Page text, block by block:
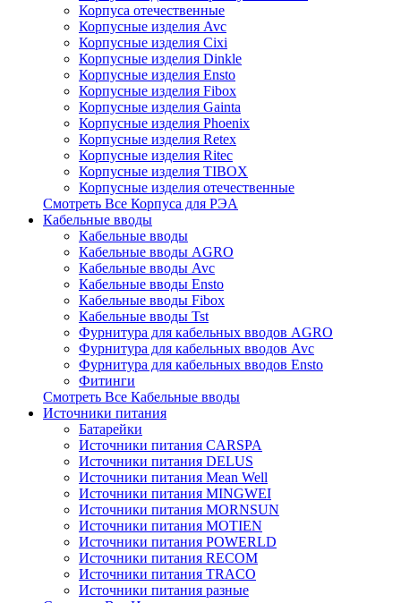
Корпуса отечественные
Корпусные изделия Avc
Корпусные изделия Cixi
Корпусные изделия Dinkle
Корпусные изделия Ensto
Корпусные изделия Fibox
Корпусные изделия Gainta
Корпусные изделия Phoenix
Корпусные изделия Retex
Корпусные изделия Ritec
Корпусные изделия TIBOX
Корпусные изделия отечественные
Смотреть Все Корпуса для РЭА
Кабельные вводы
Кабельные вводы
Кабельные вводы AGRO
Кабельные вводы Avc
Кабельные вводы Ensto
Кабельные вводы Fibox
Кабельные вводы Tst
Фурнитура для кабельных вводов AGRO
Фурнитура для кабельных вводов Avc
Фурнитура для кабельных вводов Ensto
Фитинги
Смотреть Все Кабельные вводы
Источники питания
Батарейки
Источники питания CARSPA
Источники питания DELUS
Источники питания Mean Well
Источники питания MINGWEI
Источники питания MORNSUN
Источники питания MOTIEN
Источники питания POWERLD
Источники питания RECOM
Источники питания TRACO
Источники питания разные